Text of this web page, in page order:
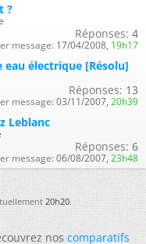
?
Réponses: 4
message: 17/04/2008, 19h17
électrique [Résolu]
Réponses: 13
message: 03/11/2007, 20h39
Leblanc
Réponses: 6
message: 06/08/2007, 23h48
20h20.
noscomparatifs